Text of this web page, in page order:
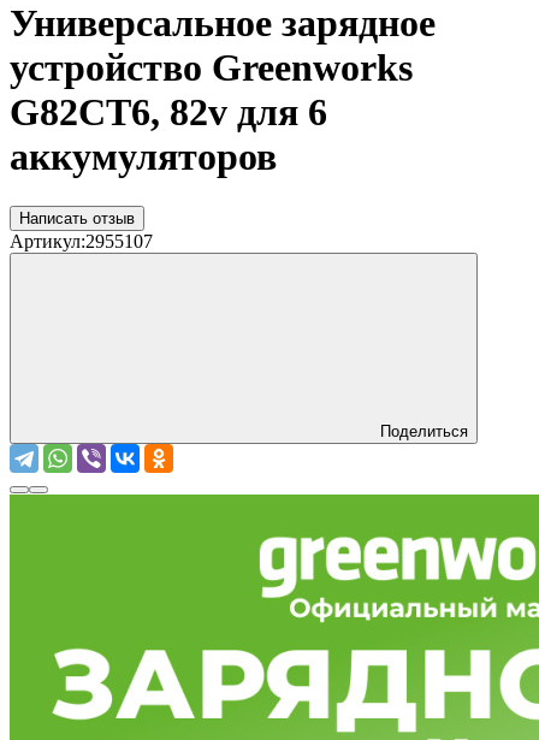
Универсальное зарядное
устройство Greenworks
G82CT6, 82v для 6
аккумуляторов
Написать отзыв
Артикул:2955107
Поделиться